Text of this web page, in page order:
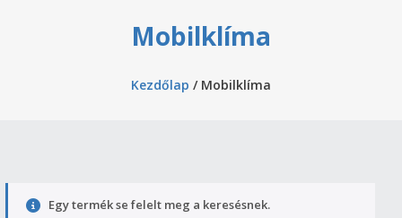
Mobilklíma
Kezdőlap / Mobilklíma
Egy termék se felelt meg a keresésnek.